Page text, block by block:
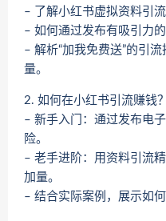
– 了解小红书虚拟资料引
– 如何通过发布有吸引力
– 解析“加我免费送”的引
量。
2. 如何在小红书引流赚钱？
– 新手入门：通过发布电
险。
– 老手进阶：用资料引流
加量。
– 结合实际案例，展示如